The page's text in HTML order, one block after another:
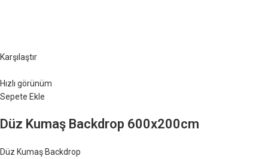
Karşılaştır
Hızlı görünüm
Sepete Ekle
Düz Kumaş Backdrop 600x200cm
Düz Kumaş Backdrop